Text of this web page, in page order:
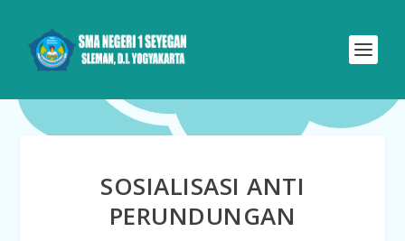
SOSIALISASI ANTI
PERUNDUNGAN